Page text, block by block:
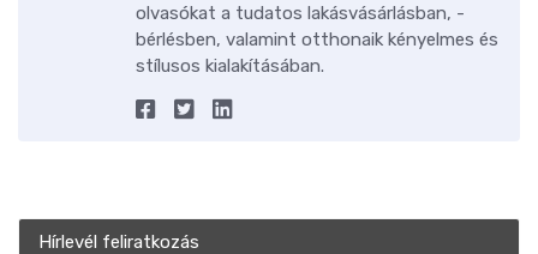
olvasókat a tudatos lakásvásárlásban, -
bérlésben, valamint otthonaik kényelmes és
stílusos kialakításában.
Hírlevél feliratkozás